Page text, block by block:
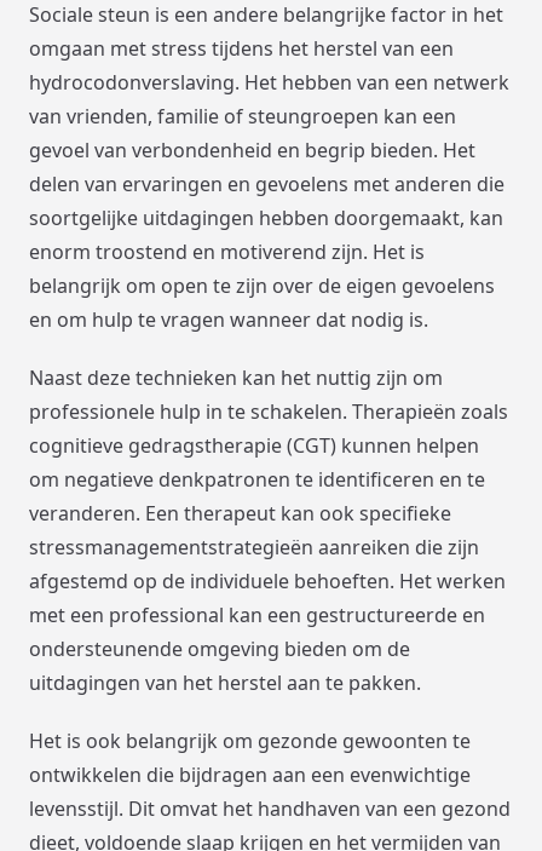
Sociale steun is een andere belangrijke factor in het
omgaan met stress tijdens het herstel van een
hydrocodonverslaving. Het hebben van een netwerk
van vrienden, familie of steungroepen kan een
gevoel van verbondenheid en begrip bieden. Het
delen van ervaringen en gevoelens met anderen die
soortgelijke uitdagingen hebben doorgemaakt, kan
enorm troostend en motiverend zijn. Het is
belangrijk om open te zijn over de eigen gevoelens
en om hulp te vragen wanneer dat nodig is.
Naast deze technieken kan het nuttig zijn om
professionele hulp in te schakelen. Therapieën zoals
cognitieve gedragstherapie (CGT) kunnen helpen
om negatieve denkpatronen te identificeren en te
veranderen. Een therapeut kan ook specifieke
stressmanagementstrategieën aanreiken die zijn
afgestemd op de individuele behoeften. Het werken
met een professional kan een gestructureerde en
ondersteunende omgeving bieden om de
uitdagingen van het herstel aan te pakken.
Het is ook belangrijk om gezonde gewoonten te
ontwikkelen die bijdragen aan een evenwichtige
levensstijl. Dit omvat het handhaven van een gezond
dieet, voldoende slaap krijgen en het vermijden van